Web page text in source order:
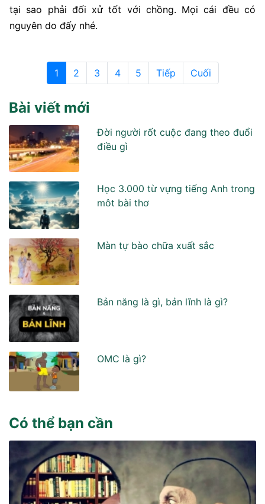
tại sao phải đối xử tốt với chồng. Mọi cái đều có
nguyên do đấy nhé.
1 2 3 4 5 Tiếp Cuối
Bài viết mới
Đời người rốt cuộc đang theo đuổi
điều gì
Học 3.000 từ vựng tiếng Anh trong
môt bài thơ
Màn tự bào chữa xuất sắc
Bản năng là gì, bản lĩnh là gì?
OMC là gì?
Có thể bạn cần